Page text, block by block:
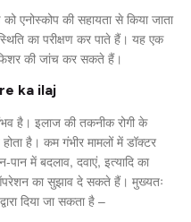
को एनोस्कोप की सहायता से किया जाता
का परीक्षण कर पाते हैं। यह एक
की जांच कर सकते हैं।
ka ilaj
है। इलाज की तकनीक रोगी के
है। कम गंभीर मामलों में डॉक्टर
में बदलाव, दवाएं, इत्यादि का
का सुझाव दे सकते हैं। मुख्यतः
दिया जा सकता है –